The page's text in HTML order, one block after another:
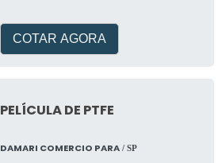
COTAR AGORA
PELÍCULA DE PTFE
DAMARI COMERCIO PARA/ SP